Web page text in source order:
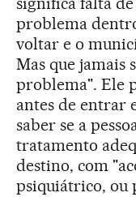
problema
voltar e o
Mas que jamais
problema". Ele
antes de entrar
saber se a
tratamento
destino, com
psiquiátrico, ou